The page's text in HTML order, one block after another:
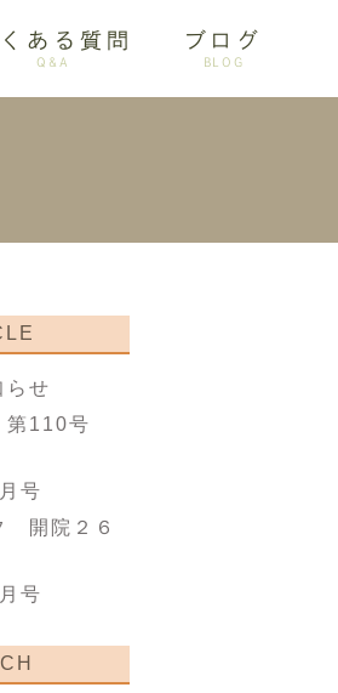
ある質問
Q&A
ブログ
BLOG
らせ
110号
号
開院２６
号